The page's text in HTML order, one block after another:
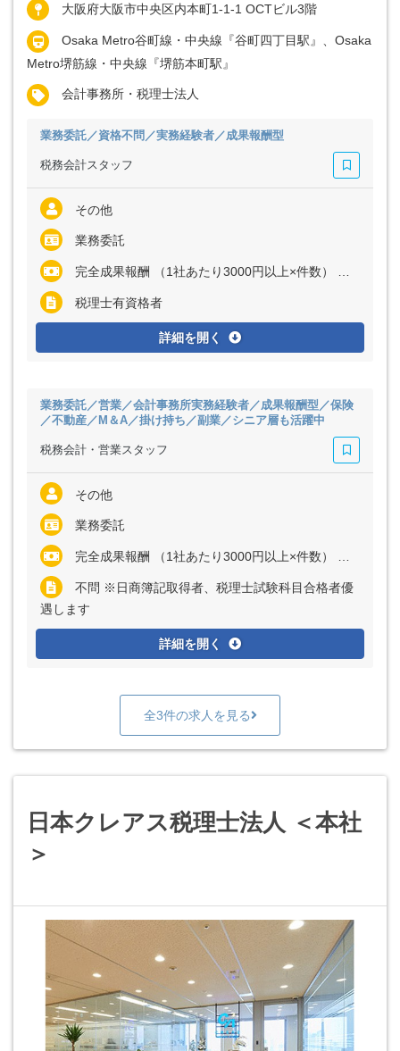
大阪府大阪市中央区内本町1-1-1 OCTビル3階
Osaka Metro谷町線・中央線『谷町四丁目駅』、Osaka
Metro堺筋線・中央線『堺筋本町駅』
会計事務所・税理士法人
業務委託／資格不問／実務経験者／成果報酬型
税務会計スタッフ
その他
業務委託
完全成果報酬 （1社あたり3000円以上×件数） ※経験・能力に応じて、単価は変動します ※初月は5社程度からスタートし、慣れてきたらおおむね月10社～20社ほどの担当件数を想定しています （月額報酬1万5000円～10万円程度を予定）
税理士有資格者
詳細を開く
業務委託／営業／会計事務所実務経験者／成果報酬型／保険
／不動産／M＆A／掛け持ち／副業／シニア層も活躍中
税務会計・営業スタッフ
その他
業務委託
完全成果報酬 （1社あたり3000円以上×件数） ※経験・能力に応じて、単価は変動します ※初月は5社程度からスタートし、慣れてきたらおおむね月10社～20社ほどの担当件数を想定しています （月額報酬1万5000円～10万円程度を予定） ※新規開拓いただいたクライアントより、税務申告等の報酬が発生した場合、弊所規定の料率に応じ報酬をお支払いいたします 顧問料：当法人に入る報酬の12.5% 決算書：当法人に入る報酬の17.5% 相続のスポット案件：当法人に入る報酬の20％ 保険：当法人に入る代理店手数料の50％ 不動産：当法人に入る業者からの手数料の40％ M＆A：当法人に入る業者からの手数料の40％
不問 ※日商簿記取得者、税理士試験科目合格者優
遇します
詳細を開く
全3件の求人を見る
日本クレアス税理士法人 ＜本社
＞